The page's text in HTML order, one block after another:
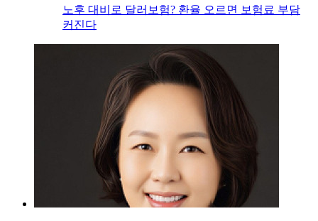
노후 대비로 달러보험? 환율 오르면 보험료 부담
커진다